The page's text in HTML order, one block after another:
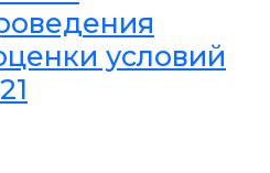
условий